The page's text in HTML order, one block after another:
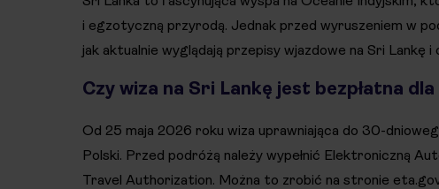
i egzotyczną przyrodą. Jednak przed wyruszeniem w
jak aktualnie wyglądają przepisy wjazdowe na Sri Lankę
Czy wiza na Sri Lankę jest bezpłatna
Od 25 maja 2026 roku wiza uprawniająca do 30-
Polski. Przed podróżą należy wypełnić Elektroniczną
Travel Authorization. Można to zrobić na stronie